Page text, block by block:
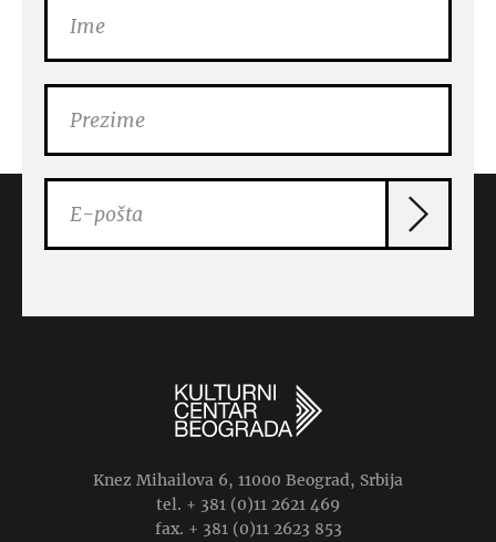
Knez Mihailova 6, 11000 Beograd, Srbija
tel. + 381 (0)11 2621 469
fax. + 381 (0)11 2623 853